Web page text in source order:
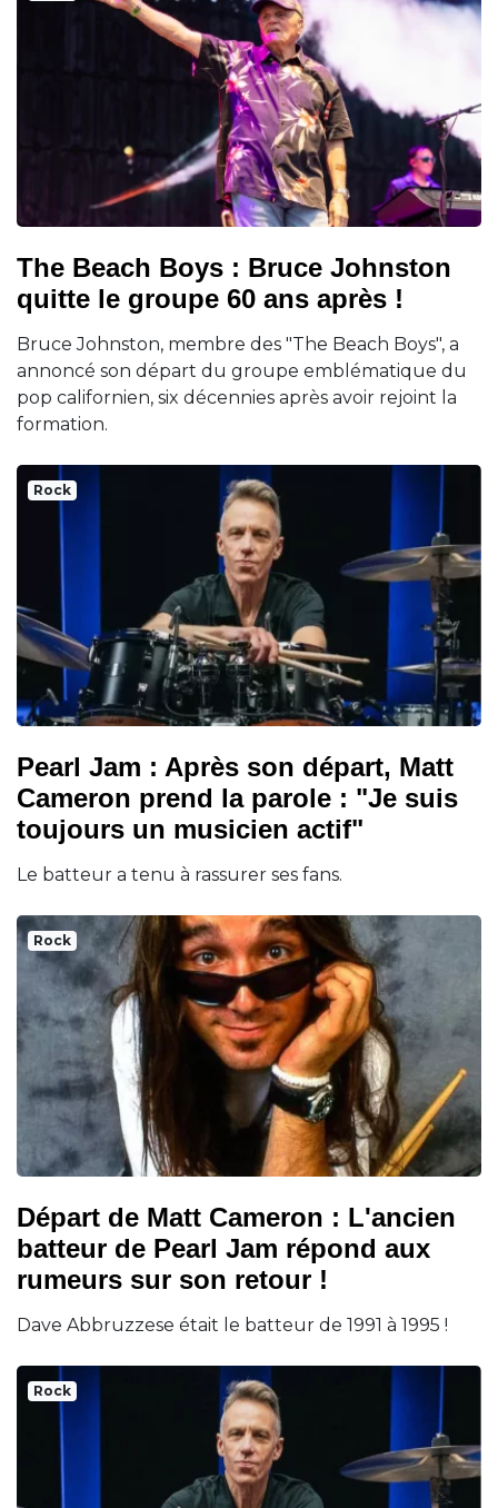
The Beach Boys : Bruce Johnston
quitte le groupe 60 ans après !
Bruce Johnston, membre des "The Beach Boys", a
annoncé son départ du groupe emblématique du
pop californien, six décennies après avoir rejoint la
formation.
Rock
Pearl Jam : Après son départ, Matt
Cameron prend la parole : "Je suis
toujours un musicien actif"
Le batteur a tenu à rassurer ses fans.
Rock
Départ de Matt Cameron : L'ancien
batteur de Pearl Jam répond aux
rumeurs sur son retour !
Dave Abbruzzese était le batteur de 1991 à 1995 !
Rock